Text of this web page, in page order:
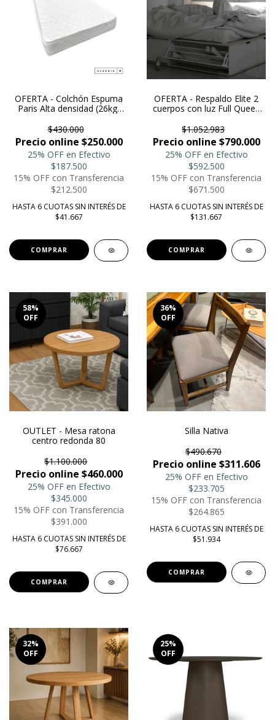
OFERTA - Colchón Espuma
Paris Alta densidad (26kg)
$430.000
Precio online $250.000
25% OFF en Efectivo
$187.500
15% OFF con Transferencia
$212.500
HASTA 6 CUOTAS SIN INTERÉS DE
$41.667
COMPRAR
OFERTA - Respaldo Elite 2
cuerpos con luz Full Queen
$1.052.983
Precio online $790.000
25% OFF en Efectivo
$592.500
15% OFF con Transferencia
$671.500
HASTA 6 CUOTAS SIN INTERÉS DE
$131.667
COMPRAR
58%
OFF
OUTLET - Mesa ratona
centro redonda 80
$1.100.000
Precio online $460.000
25% OFF en Efectivo
$345.000
15% OFF con Transferencia
$391.000
HASTA 6 CUOTAS SIN INTERÉS DE
$76.667
36%
OFF
Silla Nativa
$490.670
Precio online $311.606
25% OFF en Efectivo
$233.705
15% OFF con Transferencia
$264.865
HASTA 6 CUOTAS SIN INTERÉS DE
$51.934
COMPRAR
32%
OFF
25%
OFF